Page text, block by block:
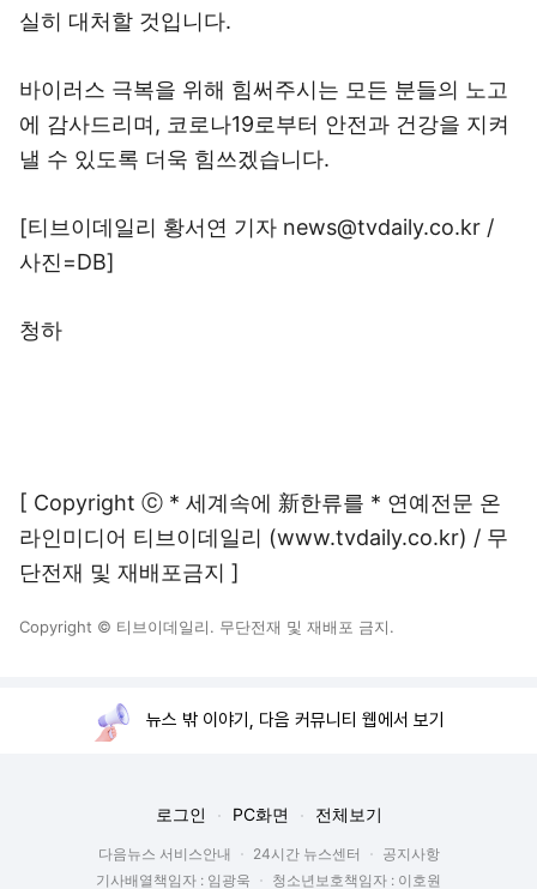
실히 대처할 것입니다.
바이러스 극복을 위해 힘써주시는 모든 분들의 노고
에 감사드리며, 코로나19로부터 안전과 건강을 지켜
낼 수 있도록 더욱 힘쓰겠습니다.
[티브이데일리 황서연 기자 news@tvdaily.co.kr /
사진=DB]
청하
[ Copyright ⓒ * 세계속에 新한류를 * 연예전문 온
라인미디어 티브이데일리 (www.tvdaily.co.kr) / 무
단전재 및 재배포금지 ]
Copyright © 티브이데일리. 무단전재 및 재배포 금지.
뉴스 밖 이야기, 다음 커뮤니티 웹에서 보기
로그인 PC화면 전체보기
다음뉴스 서비스안내 24시간 뉴스센터
공지사항
기사배열책임자 : 임광욱
청소년보호책임자 : 이호원